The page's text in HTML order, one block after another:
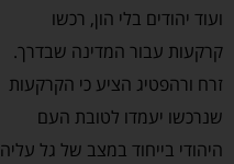
ועוד יהודים בלי הון, רכשו
קרקעות עבור המדינה שבדרך.
זרח ורהפטיג הציע כי הקרקעות
שנרכשו יעמדו לטובת העם
היהודי בייחוד במצב של גל עליה